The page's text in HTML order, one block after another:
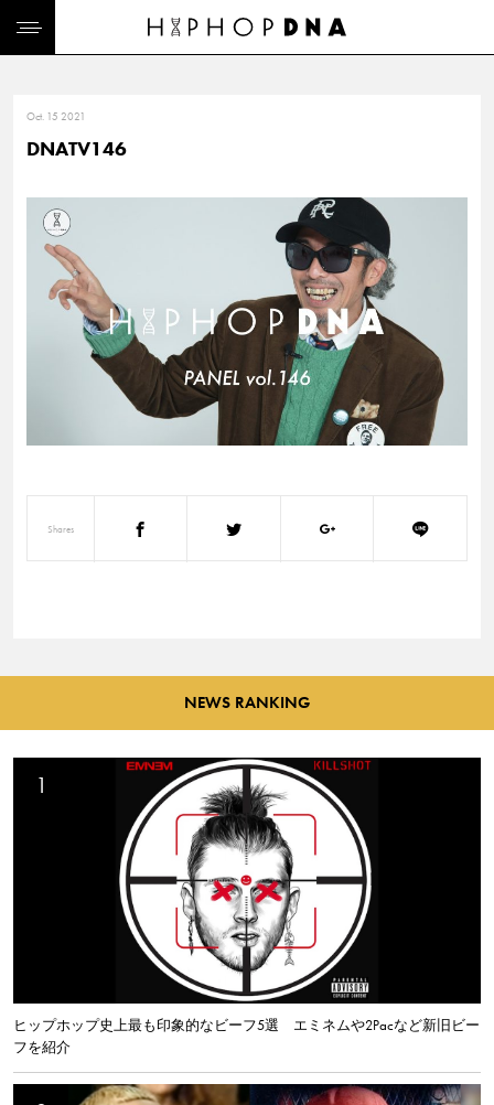
Oct. 15 2021
DNATV146
Shares
NEWS RANKING
ヒップホップ史上最も印象的なビーフ5選 エミネムや2Pacなど新旧ビー
フを紹介